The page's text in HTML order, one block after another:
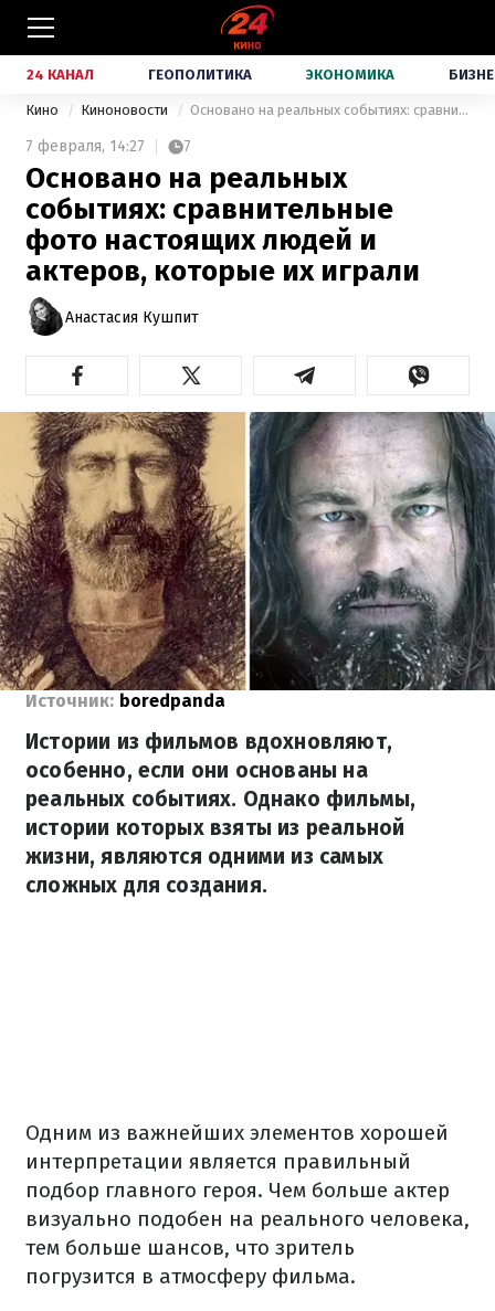
24 КАНАЛ ГЕОПОЛИТИКА ЭКОНОМИКА
Кино Киноновости Основано на реальных событиях: сравнительные фото настоящих людей и актеров, которые их играли
7 февраля, 14:27 7
Основано на реальных
событиях: сравнительные
фото настоящих людей и
актеров, которые их играли
Анастасия Кушпит
Источник: boredpanda
Истории из фильмов вдохновляют,
особенно, если они основаны на
реальных событиях. Однако фильмы,
истории которых взяты из реальной
жизни, являются одними из самых
сложных для создания.
Одним из важнейших элементов хорошей
интерпретации является правильный
подбор главного героя. Чем больше актер
визуально подобен на реального человека,
тем больше шансов, что зритель
погрузится в атмосферу фильма.